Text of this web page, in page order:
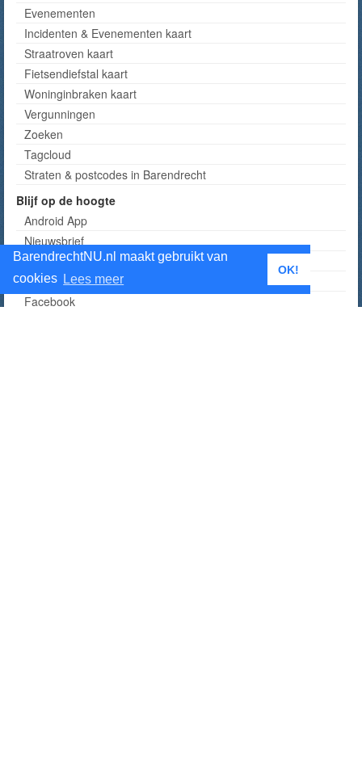
BarendrechtNU.nl maakt gebruikt van
cookies Lees meer
OK!
Evenementen
Incidenten & Evenementen kaart
Straatroven kaart
Fietsendiefstal kaart
Woninginbraken kaart
Vergunningen
Zoeken
Tagcloud
Straten & postcodes in Barendrecht
Blijf op de hoogte
Android App
Nieuwsbrief
RSS
Twitter
Facebook